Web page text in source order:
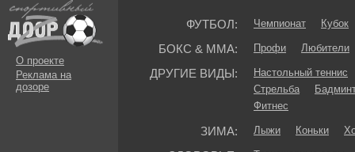
О проекте
Реклама на
дозоре
ФУТБОЛ: Чемпионат Кубок
БОКС & ММА: Профи Любители
ДРУГИЕ ВИДЫ:
Настольный теннис
Стрельба
Фитнес
ЗИМА: Лыжи Коньки